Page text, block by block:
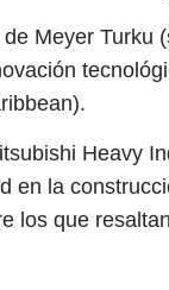
Meyer Turku
Heavy
en la
los que